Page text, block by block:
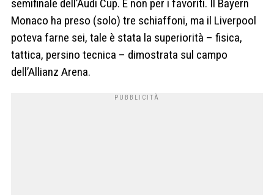
semifinale dell’Audi Cup. E non per i favoriti. Il Bayern
Monaco ha preso (solo) tre schiaffoni, ma il Liverpool
poteva farne sei, tale è stata la superiorità – fisica,
tattica, persino tecnica – dimostrata sul campo
dell’Allianz Arena.